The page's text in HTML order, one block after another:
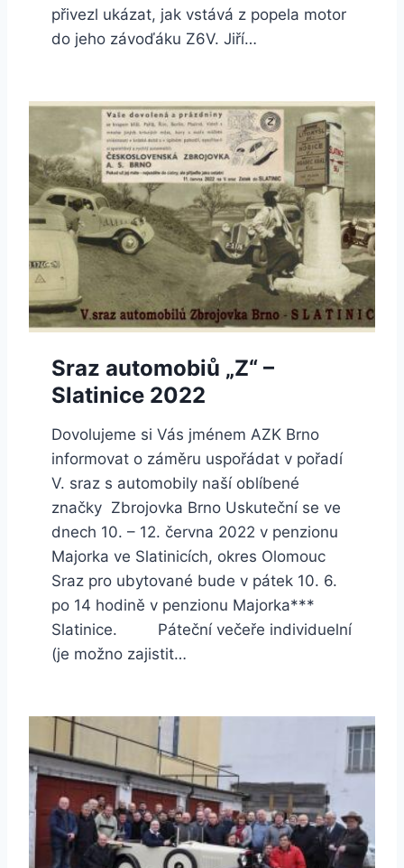
přivezl ukázat, jak vstává z popela motor
do jeho závoďáku Z6V. Jiří…
Sraz automobiů „Z“ –
Slatinice 2022
Dovolujeme si Vás jménem AZK Brno
informovat o záměru uspořádat v pořadí
V. sraz s automobily naší oblíbené
značky Zbrojovka Brno Uskuteční se ve
dnech 10. – 12. června 2022 v penzionu
Majorka ve Slatinicích, okres Olomouc
Sraz pro ubytované bude v pátek 10. 6.
po 14 hodině v penzionu Majorka***
Slatinice. Páteční večeře individuelní
(je možno zajistit…